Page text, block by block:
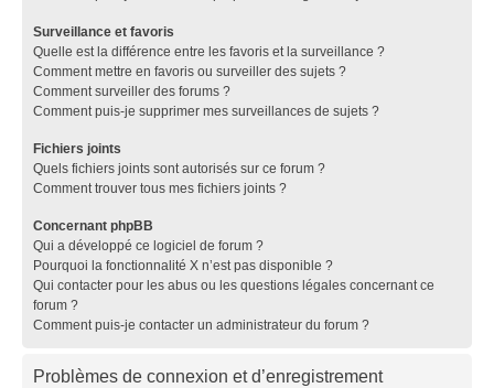
Surveillance et favoris
Quelle est la différence entre les favoris et la surveillance ?
Comment mettre en favoris ou surveiller des sujets ?
Comment surveiller des forums ?
Comment puis-je supprimer mes surveillances de sujets ?
Fichiers joints
Quels fichiers joints sont autorisés sur ce forum ?
Comment trouver tous mes fichiers joints ?
Concernant phpBB
Qui a développé ce logiciel de forum ?
Pourquoi la fonctionnalité X n’est pas disponible ?
Qui contacter pour les abus ou les questions légales concernant ce
forum ?
Comment puis-je contacter un administrateur du forum ?
Problèmes de connexion et d’enregistrement